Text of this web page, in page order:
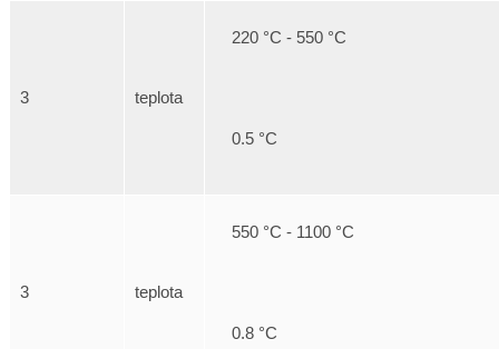
3 teplota
220 °C - 550 °C
0.5 °C
3 teplota
550 °C - 1100 °C
0.8 °C